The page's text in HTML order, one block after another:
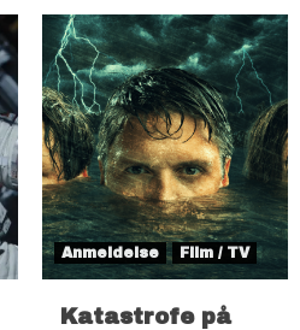
Anmeldelse Film / TV
Katastrofe på